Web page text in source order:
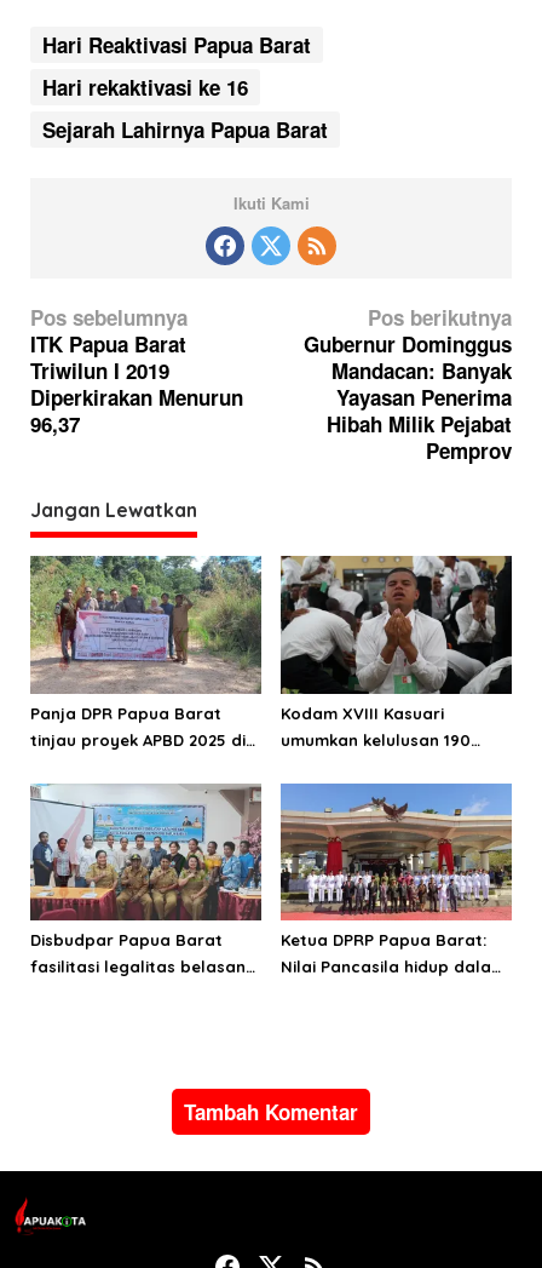
Hari Reaktivasi Papua Barat
Hari rekaktivasi ke 16
Sejarah Lahirnya Papua Barat
Ikuti Kami
N
a
v
i
s
i
p
o
s
Pos sebelumnya
ITK Papua Barat
Triwilun I 2019
Diperkirakan Menurun
96,37
Pos berikutnya
Gubernur Dominggus
Mandacan: Banyak
Yayasan Penerima
Hibah Milik Pejabat
Pemprov
Jangan Lewatkan
Panja DPR Papua Barat
tinjau proyek APBD 2025 di
Bintuni
Kodam XVIII Kasuari
umumkan kelulusan 190
Disbudpar Papua Barat
fasilitasi legalitas belasan
Ketua DPRP Papua Barat:
Nilai Pancasila hidup dalam
Tambah Komentar